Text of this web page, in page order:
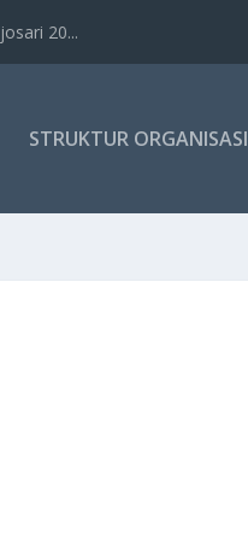
20...
STRUKTUR ORGANISASI